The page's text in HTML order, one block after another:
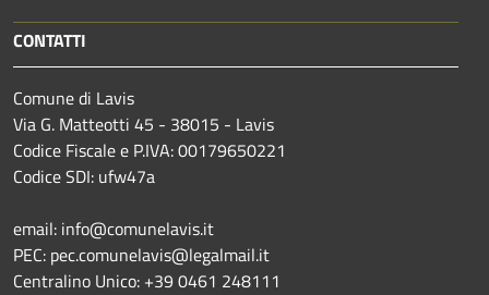
CONTATTI
Comune di Lavis
Via G. Matteotti 45 - 38015 - Lavis
Codice Fiscale e P.IVA: 00179650221
Codice SDI: ufw47a
email: info@comunelavis.it
PEC: pec.comunelavis@legalmail.it
Centralino Unico: +39 0461 248111